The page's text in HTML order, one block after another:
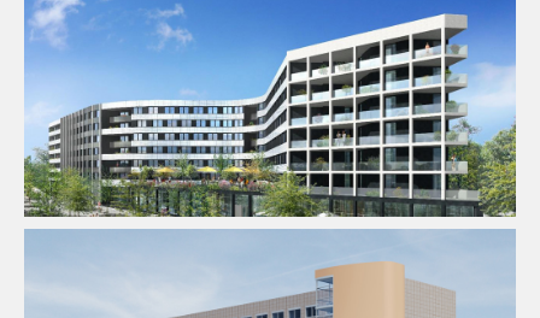
BIM / CIM / TIM Fluides Ingenierie TCE Programme Mixte
Structure VRD